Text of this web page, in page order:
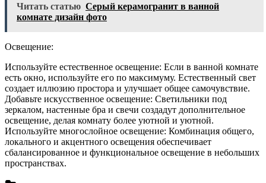
Читать статью Серый керамогранит в ванной
комнате дизайн фото
Освещение:
Используйте естественное освещение: Если в ванной комнате
есть окно, используйте его по максимуму. Естественный свет
создает иллюзию простора и улучшает общее самочувствие.
Добавьте искусственное освещение: Светильники под
зеркалом, настенные бра и свечи создадут дополнительное
освещение, делая комнату более уютной и уютной.
Используйте многослойное освещение: Комбинация общего,
локального и акцентного освещения обеспечивает
сбалансированное и функциональное освещение в небольших
пространствах.